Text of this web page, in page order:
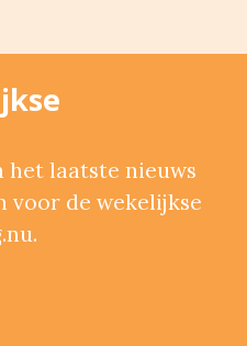
het laatste nieuws
voor de wekelijkse